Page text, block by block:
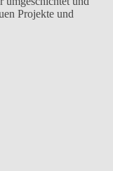
Projekte und